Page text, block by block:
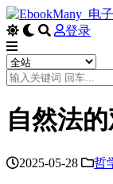
登录
自然法
2025-05-28 哲